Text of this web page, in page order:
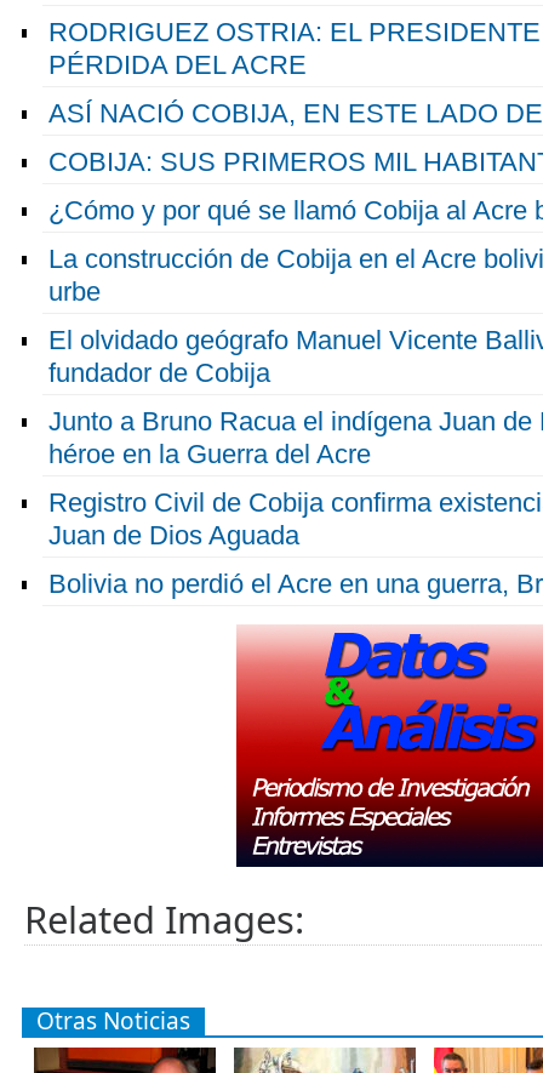
RODRIGUEZ OSTRIA: EL
PÉRDIDA DEL ACRE
ASÍ NACIÓ COBIJA, EN ESTE LADO
COBIJA: SUS PRIMEROS MIL
¿Cómo y por qué se llamó Cobija al Acre
La construcción de Cobija en el Acre
urbe
El olvidado geógrafo Manuel Vicente
fundador de Cobija
Junto a Bruno Racua el indígena Juan de
héroe en la Guerra del Acre
Registro Civil de Cobija confirma
Juan de Dios Aguada
Bolivia no perdió el Acre en una guerra,
Related Images:
Otras Noticias